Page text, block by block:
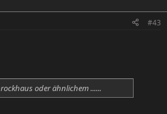
#43
oder ähnlichem ......